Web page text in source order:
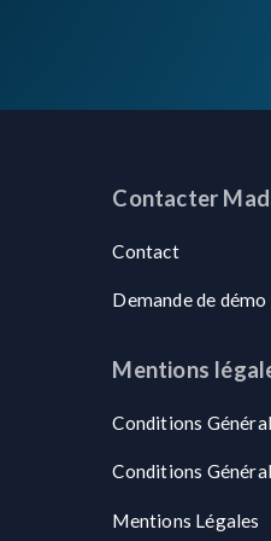
Contacter
Contact
Demande de démo
Mentions
Conditions
Conditions
Mentions Légales